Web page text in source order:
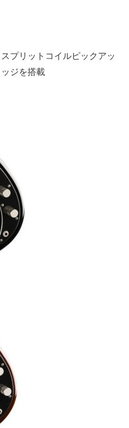
プリットコイルピックアッ
ジを搭載